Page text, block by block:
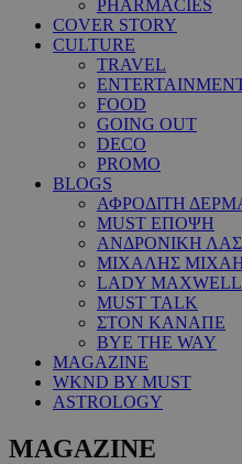
PHARMACIES
COVER STORY
CULTURE
TRAVEL
FOOD
GOING OUT
DECO
PROMO
BLOGS
ΑΦΡΟΔΙΤΗ
MUST ΕΠΟΨΗ
ΑΝΔΡΟΝΙΚΗ
ΜΙΧΑΛΗΣ
LADY MAXWELL
MUST TALK
ΣΤΟΝ ΚΑΝΑΠΕ
BYE THE WAY
MAGAZINE
WKND BY MUST
ASTROLOGY
MAGAZINE